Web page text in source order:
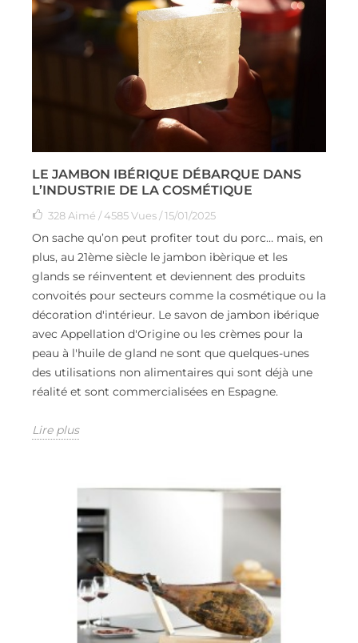
LE JAMBON IBÉRIQUE DÉBARQUE DANS
L’INDUSTRIE DE LA COSMÉTIQUE
328 Aimé / 4585 Vues / 15/01/2025
On sache qu’on peut profiter tout du porc… mais, en
plus, au 21ème siècle le jambon ibèrique et les
glands se réinventent et deviennent des produits
convoités pour secteurs comme la cosmétique ou la
décoration d'intérieur. Le savon de jambon ibérique
avec Appellation d'Origine ou les crèmes pour la
peau à l'huile de gland ne sont que quelques-unes
des utilisations non alimentaires qui sont déjà une
réalité et sont commercialisées en Espagne.
Lire plus